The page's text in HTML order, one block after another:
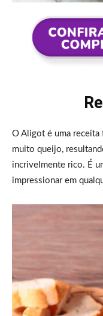
O Aligot é uma receita
muito queijo,
incrivelmente rico. É
impressionar em